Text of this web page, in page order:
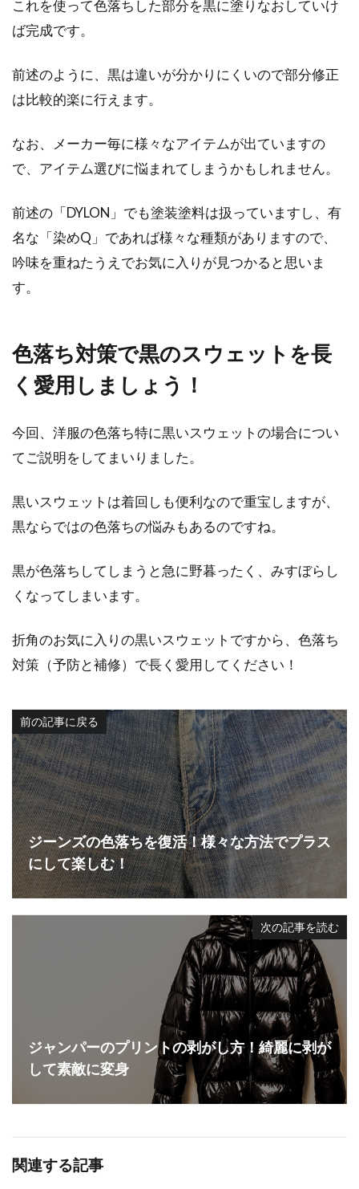
これを使って色落ちした部分を黒に塗りなおしていけ
ば完成です。
前述のように、黒は違いが分かりにくいので部分修正
は比較的楽に行えます。
なお、メーカー毎に様々なアイテムが出ていますの
で、アイテム選びに悩まれてしまうかもしれません。
前述の「DYLON」でも塗装塗料は扱っていますし、有
名な「染めQ」であれば様々な種類がありますので、
吟味を重ねたうえでお気に入りが見つかると思いま
す。
色落ち対策で黒のスウェットを長
く愛用しましょう！
今回、洋服の色落ち特に黒いスウェットの場合につい
てご説明をしてまいりました。
黒いスウェットは着回しも便利なので重宝しますが、
黒ならではの色落ちの悩みもあるのですね。
黒が色落ちしてしまうと急に野暮ったく、みすぼらし
くなってしまいます。
折角のお気に入りの黒いスウェットですから、色落ち
対策（予防と補修）で長く愛用してください！
前の記事に戻る
ジーンズの色落ちを復活！様々な方法でプラス
にして楽しむ！
次の記事を読む
ジャンパーのプリントの剥がし方！綺麗に剥が
して素敵に変身
関連する記事